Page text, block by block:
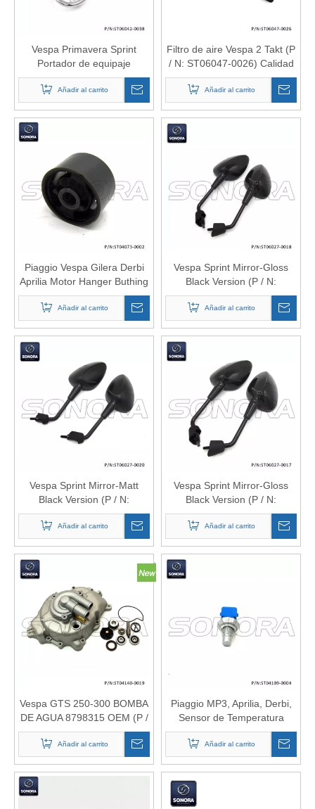
Vespa Primavera Sprint
Portador de equipaje
Footboard-Chrome (P / N:
ST06042-0038) Calidad
superior
Añadir al carrito
Filtro de aire Vespa 2 Takt (P
/ N: ST06047-0026) Calidad
superior
Añadir al carrito
Piaggio Vespa Gilera Derbi
Aprilia Motor Hanger Buthing
2001-2011 50-125-250-
300cc (P / N: ST04073-0002)
Calidad superior
Añadir al carrito
Vespa Sprint Mirror-Gloss
Black Version (P / N:
ST06027-0018) Calidad
superior
Añadir al carrito
Vespa Sprint Mirror-Matt
Black Version (P / N:
ST06027-0020) Calidad
superior
Añadir al carrito
Vespa Sprint Mirror-Gloss
Black Version (P / N:
ST06027-0017) Calidad
superior
Añadir al carrito
Vespa GTS 250-300 BOMBA
DE AGUA 8798315 OEM (P /
N: ST04140-0019) Calidad
superior
Añadir al carrito
Piaggio MP3, Aprilia, Derbi,
Sensor de Temperatura
Vespa 875168,830093 (P / N:
ST04109-0004) CALIDAD
TAP
Añadir al carrito